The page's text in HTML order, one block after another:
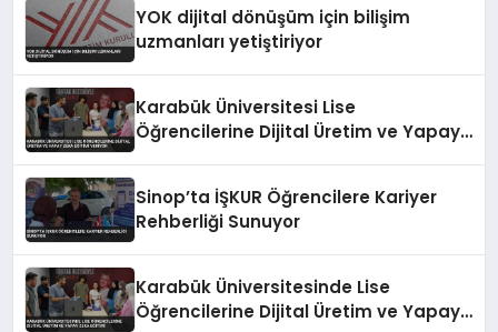
YOK dijital dönüşüm için bilişim
uzmanları yetiştiriyor
Karabük Üniversitesi Lise
Öğrencilerine Dijital Üretim ve Yapay
Sinop’ta İŞKUR Öğrencilere Kariyer
Rehberliği Sunuyor
Karabük Üniversitesinde Lise
Öğrencilerine Dijital Üretim ve Yapay